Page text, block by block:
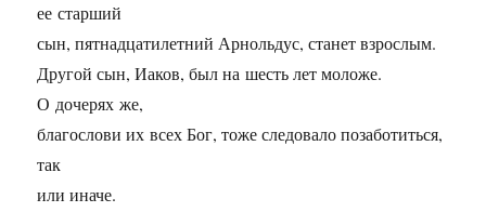
ее старший
сын, пятнадцатилетний Арнольдус, станет взрослым.
Другой сын, Иаков, был на шесть лет моложе.
О дочерях же,
благослови их всех Бог, тоже следовало позаботиться,
так
или иначе.